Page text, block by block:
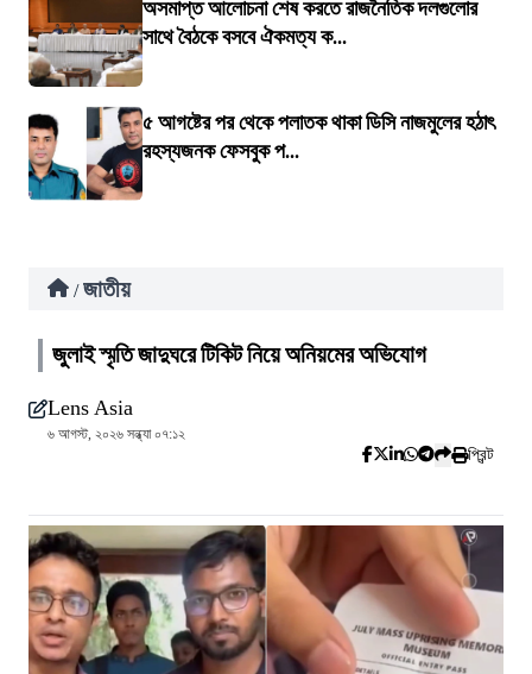
অসমাপ্ত আলোচনা শেষ করতে রাজনৈতিক দলগুলোর
সাথে বৈঠকে বসবে ঐকমত্য ক...
৫ আগষ্টের পর থেকে পলাতক থাকা ডিসি নাজমুলের হঠাৎ
রহস্যজনক ফেসবুক প...
/ জাতীয়
জুলাই স্মৃতি জাদুঘরে টিকিট নিয়ে অনিয়মের অভিযোগ
Lens Asia
৬ আগস্ট, ২০২৬ সন্ধ্যা ০৭:১২
প্রিন্ট